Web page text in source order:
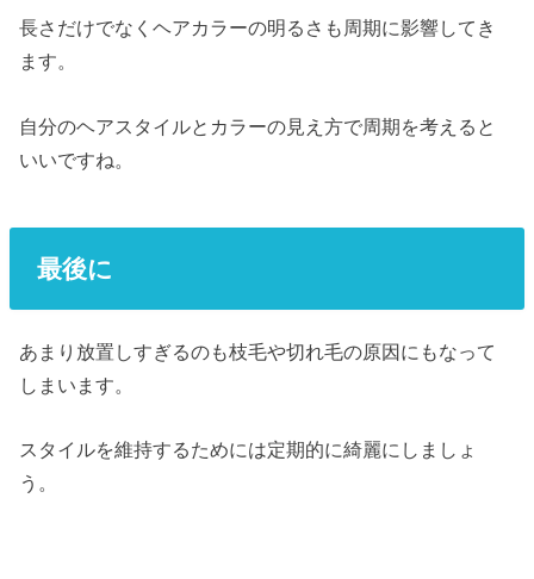
長さだけでなくヘアカラーの明るさも周期に影響してき
ます。
自分のヘアスタイルとカラーの見え方で周期を考えると
いいですね。
最後に
あまり放置しすぎるのも枝毛や切れ毛の原因にもなって
しまいます。
スタイルを維持するためには定期的に綺麗にしましょ
う。